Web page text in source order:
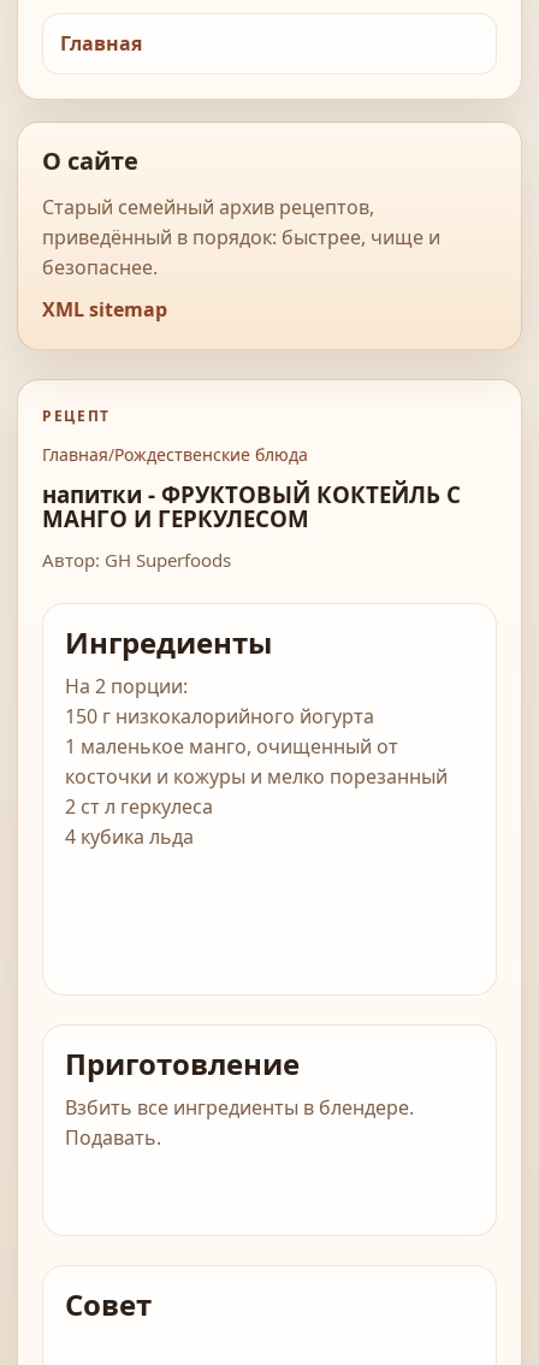
Главная
О сайте
Старый семейный архив рецептов,
приведённый в порядок: быстрее, чище и
безопаснее.
XML sitemap
РЕЦЕПТ
Главная/Рождественские блюда
напитки - ФРУКТОВЫЙ КОКТЕЙЛЬ С
МАНГО И ГЕРКУЛЕСОМ
Автор: GH Superfoods
Ингредиенты
На 2 порции:
150 г низкокалорийного йогурта
1 маленькое манго, очищенный от
косточки и кожуры и мелко порезанный
2 ст л геркулеса
4 кубика льда
Приготовление
Взбить все ингредиенты в блендере.
Подавать.
Совет